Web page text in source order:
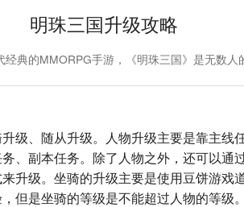
明珠三国升级攻略
典的MMORPG手游，《明珠三国》是无数人
级、随从升级。人物升级主要是靠主线
、副本任务。除了人物之外，还可以通
升级。坐骑的升级主要是使用豆饼游戏
但是坐骑的等级是不能超过人物的等级